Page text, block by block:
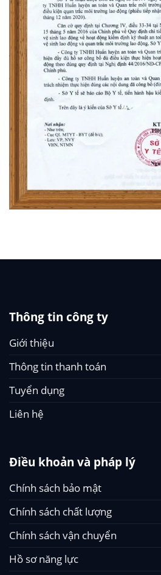
Thông tin công ty
Giới thiệu
Thông tin thanh toán
Tuyển dụng
Liên hệ
Điều khoản và pháp lý
Chính sách bảo mật
Chính sách chất lượng
Chính sách vận chuyển
Hồ sơ năng lực